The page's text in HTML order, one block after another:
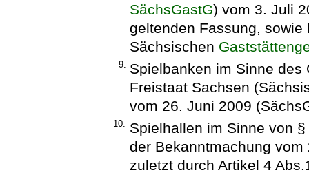
SächsGastG) vom 3. Juli
geltenden Fassung,
Sächsischen
9. Spielbanken im Sinne
Freistaat Sachsen
vom 26. Juni 2009
10. Spielhallen im Sinne von
der Bekanntmachung
zuletzt durch Artikel 4